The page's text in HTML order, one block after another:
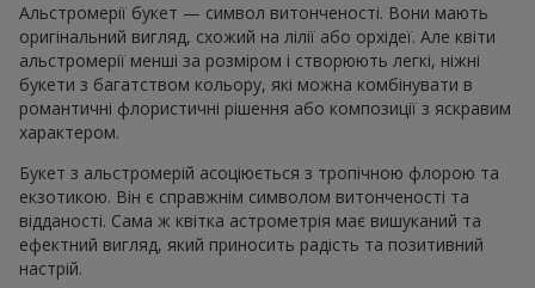
Альстромерії букет — символ витонченості. Вони мають
оригінальний вигляд, схожий на лілії або орхідеї. Але квіти
альстромерії менші за розміром і створюють легкі, ніжні
букети з багатством кольору, які можна комбінувати в
романтичні флористичні рішення або композиції з яскравим
характером.
Букет з альстромерій асоціюється з тропічною флорою та
екзотикою. Він є справжнім символом витонченості та
відданості. Сама ж квітка астрометрія має вишуканий та
ефектний вигляд, який приносить радість та позитивний
настрій.